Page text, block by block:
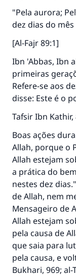
"Pela aurora;
dez dias do
[Al-Fajr 89:1]
Ibn 'Abbas, Ibn
primeiras
Refere-se aos
disse: Este é o
Tafsir Ibn Kathir,
Boas ações
Allah, porque o
Allah estejam
a prática do
nestes dez
de Allah, nem
Mensageiro de
Allah estejam
pela causa de
que saia para
pela causa, e
Bukhari, 969;